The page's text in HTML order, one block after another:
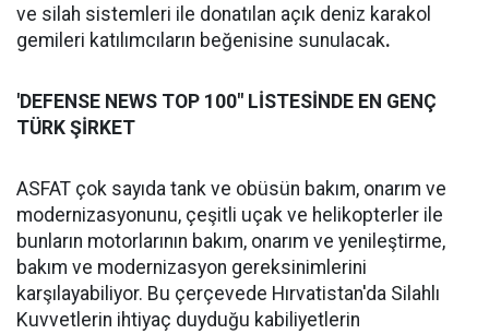
ve silah sistemleri ile donatılan açık deniz karakol
gemileri katılımcıların beğenisine sunulacak.
'DEFENSE NEWS TOP 100" LİSTESİNDE EN GENÇ
TÜRK ŞİRKET
ASFAT çok sayıda tank ve obüsün bakım, onarım ve
modernizasyonunu, çeşitli uçak ve helikopterler ile
bunların motorlarının bakım, onarım ve yenileştirme,
bakım ve modernizasyon gereksinimlerini
karşılayabiliyor. Bu çerçevede Hırvatistan'da Silahlı
Kuvvetlerin ihtiyaç duyduğu kabiliyetlerin